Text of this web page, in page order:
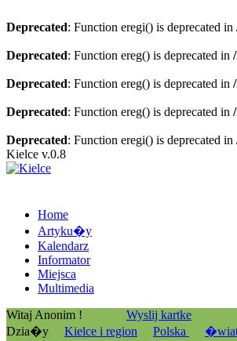
Deprecated: Function eregi() is deprecated in
Deprecated: Function ereg() is deprecated in
Deprecated: Function ereg() is deprecated in
Deprecated: Function ereg() is deprecated in
Deprecated: Function eregi() is deprecated in
Kielce v.0.8
Home
Artyku�y
Kalendarz
Informator
Miejsca
Multimedia
Witaj Anonim !
Wyslij kartke
Dzia�y
Kielce i region Polska